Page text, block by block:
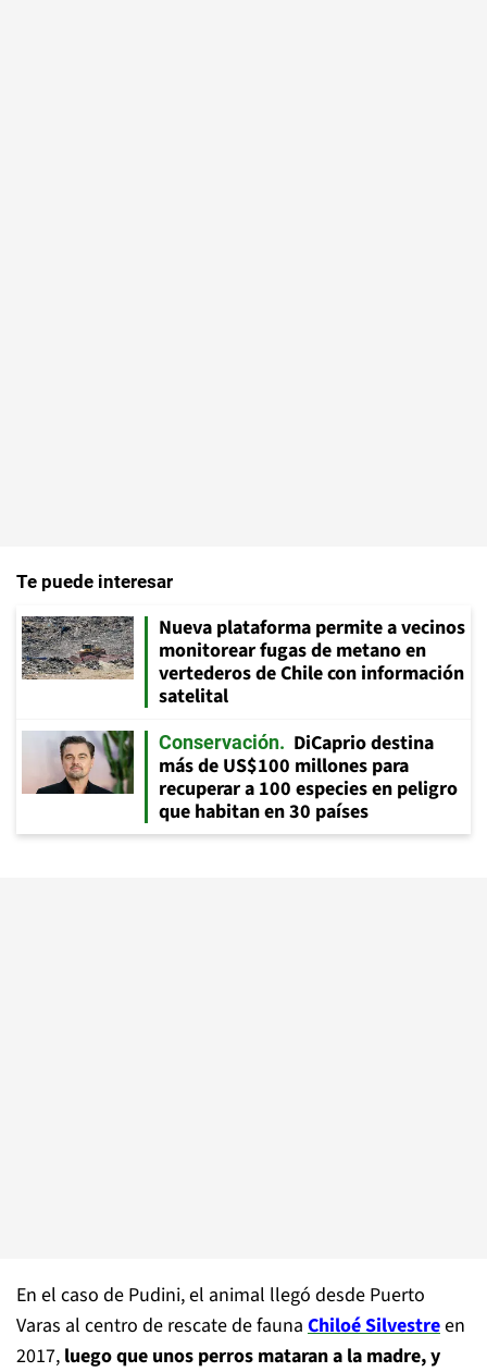
Te puede interesar
Nueva plataforma permite a vecinos
monitorear fugas de metano en
vertederos de Chile con información
satelital
Conservación
DiCaprio destina
más de US$100 millones para
recuperar a 100 especies en peligro
que habitan en 30 países
En el caso de Pudini, el animal llegó desde Puerto
Varas al centro de rescate de fauna Chiloé Silvestreen
2017, luego que unos perros mataran a la madre, y